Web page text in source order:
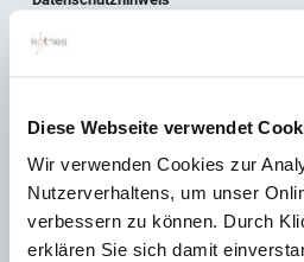
Diese Webseite verwendet
Wir verwenden Cookies zur
Nutzerverhaltens, um unser
verbessern zu können. Durch
erklären Sie sich damit
Wir erheben, verarbeiten und nutzen
Dies erfolgt auf Grundlage von Art. 6 Abs.
Verarbeitung von Daten zur Erfüllung
vorvertraglicher Maßnahmen gestattet.
über die Inanspruchnahme unserer